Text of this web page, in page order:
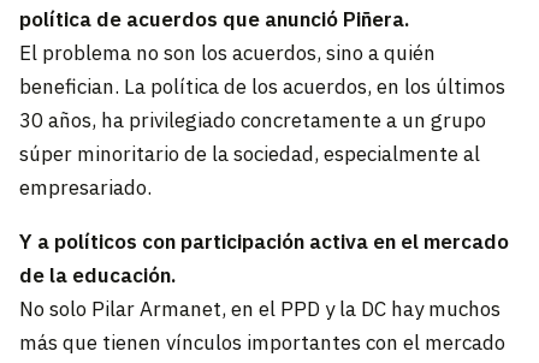
política de acuerdos que anunció Piñera.
El problema no son los acuerdos, sino a quién
benefician. La política de los acuerdos, en los últimos
30 años, ha privilegiado concretamente a un grupo
súper minoritario de la sociedad, especialmente al
empresariado.
Y a políticos con participación activa en el mercado
de la educación.
No solo Pilar Armanet, en el PPD y la DC hay muchos
más que tienen vínculos importantes con el mercado